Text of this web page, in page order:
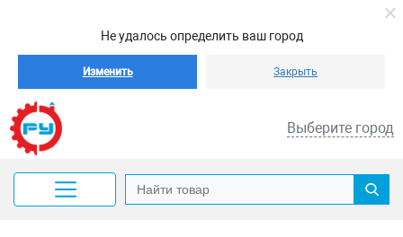
Не удалось определить ваш город
Изменить Закрыть
Выберите город